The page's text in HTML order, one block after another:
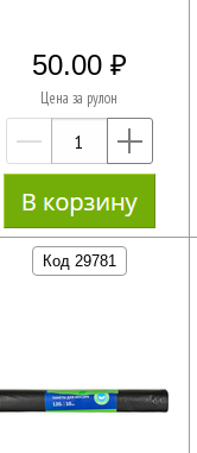
50.00
Цена за рулон
—
Код 29781